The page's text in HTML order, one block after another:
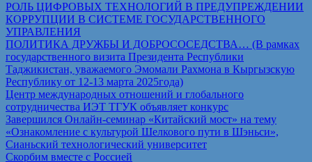
РОЛЬ ЦИФРОВЫХ ТЕХНОЛОГИЙ В ПРЕДУПРЕЖДЕНИИ
КОРРУПЦИИ В СИСТЕМЕ ГОСУДАРСТВЕННОГО
УПРАВЛЕНИЯ
ПОЛИТИКА ДРУЖБЫ И ДОБРОСОСЕДСТВА… (В рамках
государственного визита Президента Республики
Таджикистан, уважаемого Эмомали Рахмона в Кыргызскую
Республику от 12-13 марта 2025года)
Центр международных отношений и глобального
сотрудничества ИЭТ ТГУК объявляет конкурс
Завершился Онлайн-семинар «Китайский мост» на тему
«Ознакомление с культурой Шелкового пути в Шэньси»,
Сианьский технологический университет
Скорбим вместе с Россией